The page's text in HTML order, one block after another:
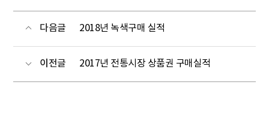
다음글 2018년 녹색구매 실적
이전글 2017년 전통시장 상품권 구매실적